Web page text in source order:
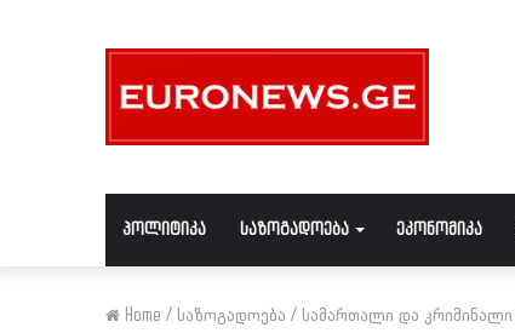
პოლიტიკა საზოგადოება ეკონომიკა
Home / საზოგადოება / სამართალი და კრიმინალი